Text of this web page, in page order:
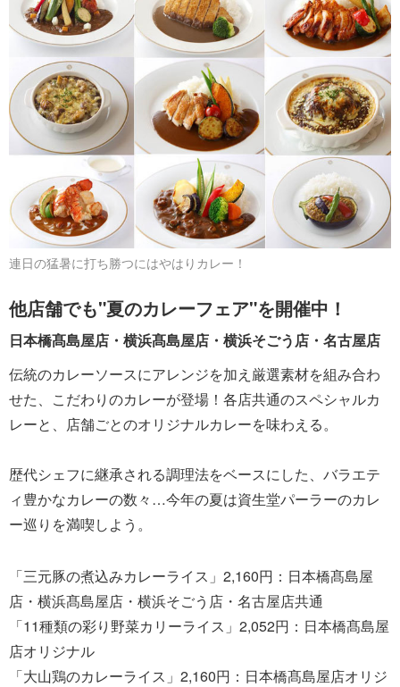
連日の猛暑に打ち勝つにはやはりカレー！
他店舗でも"夏のカレーフェア"を開催中！
日本橋髙島屋店・横浜髙島屋店・横浜そごう店・名古屋店
伝統のカレーソースにアレンジを加え厳選素材を組み合わ
せた、こだわりのカレーが登場！各店共通のスペシャルカ
レーと、店舗ごとのオリジナルカレーを味わえる。
歴代シェフに継承される調理法をベースにした、バラエテ
ィ豊かなカレーの数々…今年の夏は資生堂パーラーのカレ
ー巡りを満喫しよう。
「三元豚の煮込みカレーライス」2,160円：日本橋髙島屋
店・横浜髙島屋店・横浜そごう店・名古屋店共通
「11種類の彩り野菜カリーライス」2,052円：日本橋髙島屋
店オリジナル
「大山鶏のカレーライス」2,160円：日本橋髙島屋店オリジ